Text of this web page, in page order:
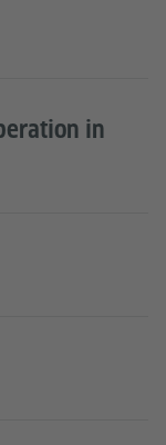
in